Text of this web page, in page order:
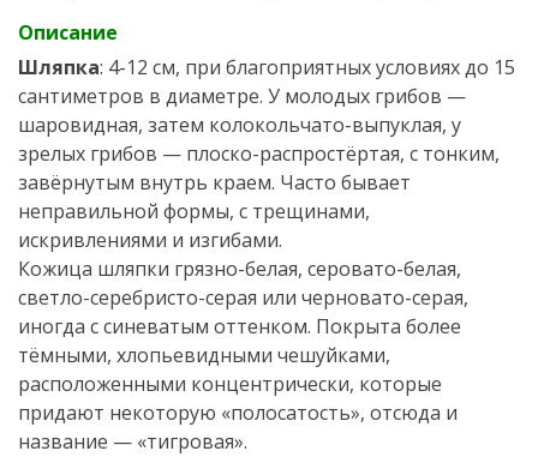
Описание
Шляпка: 4-12 см, при благоприятных условиях до 15
сантиметров в диаметре. У молодых грибов —
шаровидная, затем колокольчато-выпуклая, у
зрелых грибов — плоско-распростёртая, с тонким,
завёрнутым внутрь краем. Часто бывает
неправильной формы, с трещинами,
искривлениями и изгибами.
Кожица шляпки грязно-белая, серовато-белая,
светло-серебристо-серая или черновато-серая,
иногда с синеватым оттенком. Покрыта более
тёмными, хлопьевидными чешуйками,
расположенными концентрически, которые
придают некоторую «полосатость», отсюда и
название — «тигровая».